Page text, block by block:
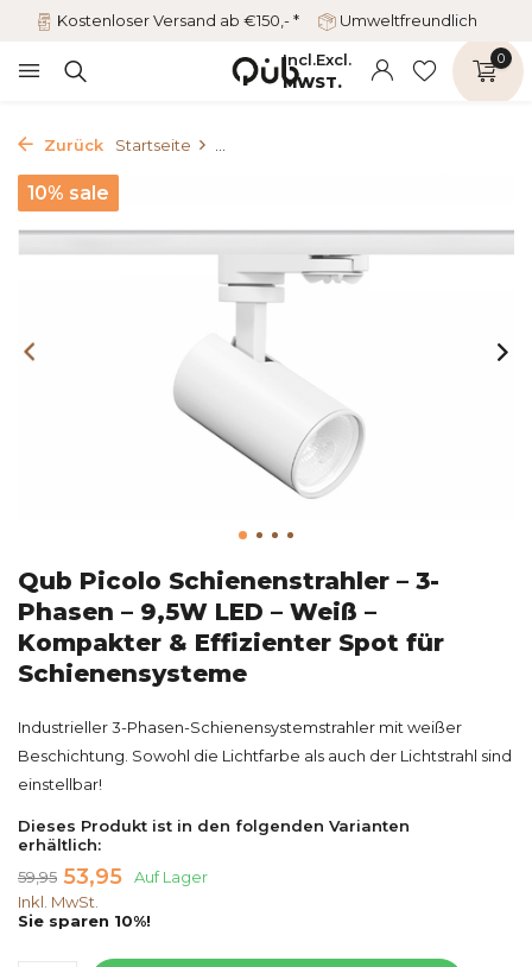
Kostenloser Versand ab €150,- * Umweltfreundlich
Incl.Excl.
MWST.
0
Zurück Startseite
10% sale
Qub Picolo Schienenstrahler – 3-
Phasen – 9,5W LED – Weiß –
Kompakter & Effizienter Spot für
Schienensysteme
Industrieller 3-Phasen-Schienensystemstrahler mit weißer
Beschichtung. Sowohl die Lichtfarbe als auch der Lichtstrahl sind
einstellbar!
Dieses Produkt ist in den folgenden Varianten
erhältlich:
59,95 53,95
Auf Lager
Inkl. MwSt.
Sie sparen 10%!